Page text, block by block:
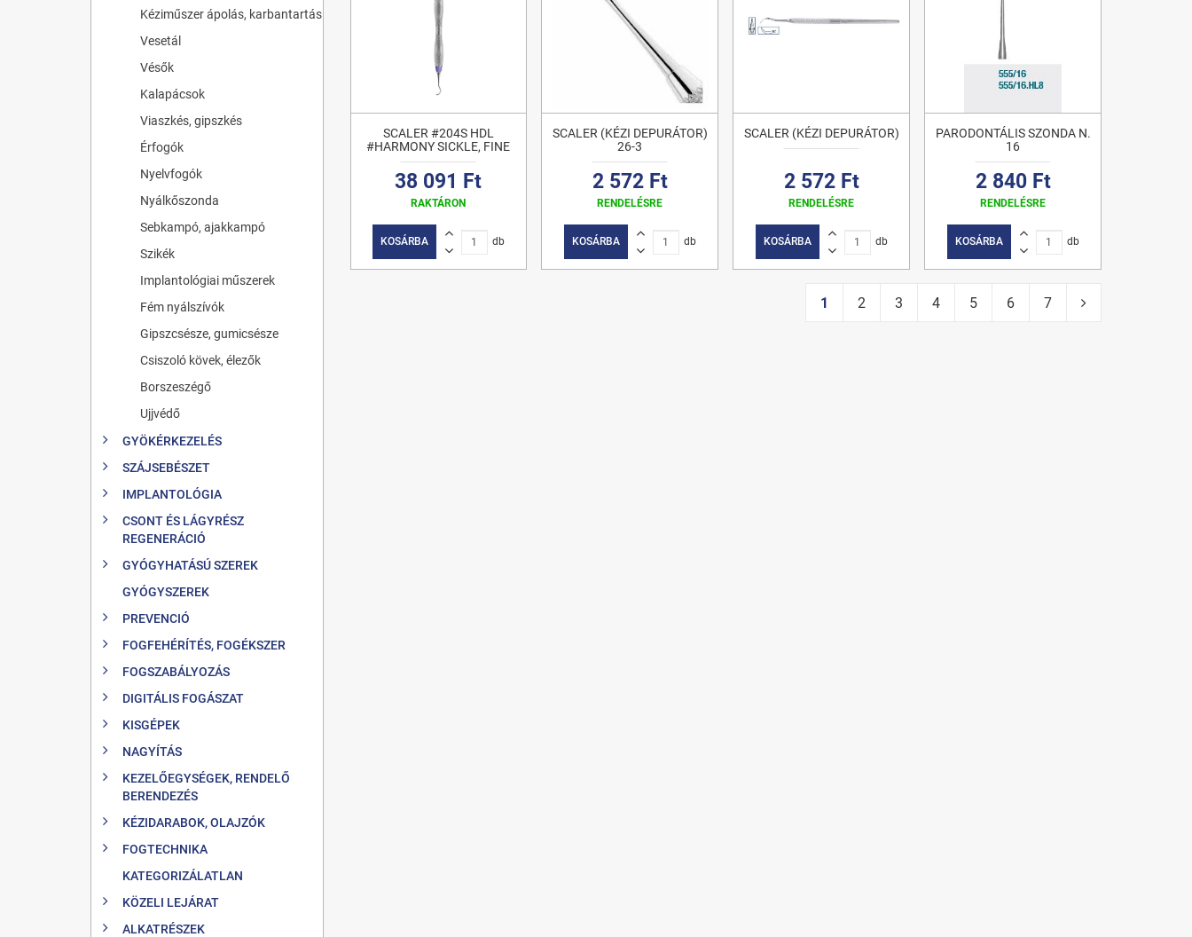
Kéziműszer ápolás, karbantartás
Vesetál
Vésők
Kalapácsok
Viaszkés, gipszkés
Érfogók
Nyelvfogók
Nyálkőszonda
Sebkampó, ajakkampó
Szikék
Implantológiai műszerek
Fém nyálszívók
Gipszcsésze, gumicsésze
Csiszoló kövek, élezők
Borszeszégő
Ujjvédő
GYÖKÉRKEZELÉS
SZÁJSEBÉSZET
IMPLANTOLÓGIA
CSONT ÉS LÁGYRÉSZ
REGENERÁCIÓ
GYÓGYHATÁSÚ SZEREK
GYÓGYSZEREK
PREVENCIÓ
FOGFEHÉRÍTÉS, FOGÉKSZER
FOGSZABÁLYOZÁS
DIGITÁLIS FOGÁSZAT
KISGÉPEK
NAGYÍTÁS
KEZELŐEGYSÉGEK, RENDELŐ
BERENDEZÉS
KÉZIDARABOK, OLAJZÓK
FOGTECHNIKA
KATEGORIZÁLATLAN
KÖZELI LEJÁRAT
ALKATRÉSZEK
SCALER #204S HDL
#HARMONY SICKLE, FINE
38 091 Ft
RAKTÁRON
KOSÁRBA db
SCALER (KÉZI DEPURÁTOR)
26-3
2 572 Ft
RENDELÉSRE
KOSÁRBA db
SCALER (KÉZI DEPURÁTOR)
2 572 Ft
RENDELÉSRE
KOSÁRBA db
PARODONTÁLIS SZONDA N.
16
2 840 Ft
RENDELÉSRE
KOSÁRBA db
1 2 3 4 5 6 7